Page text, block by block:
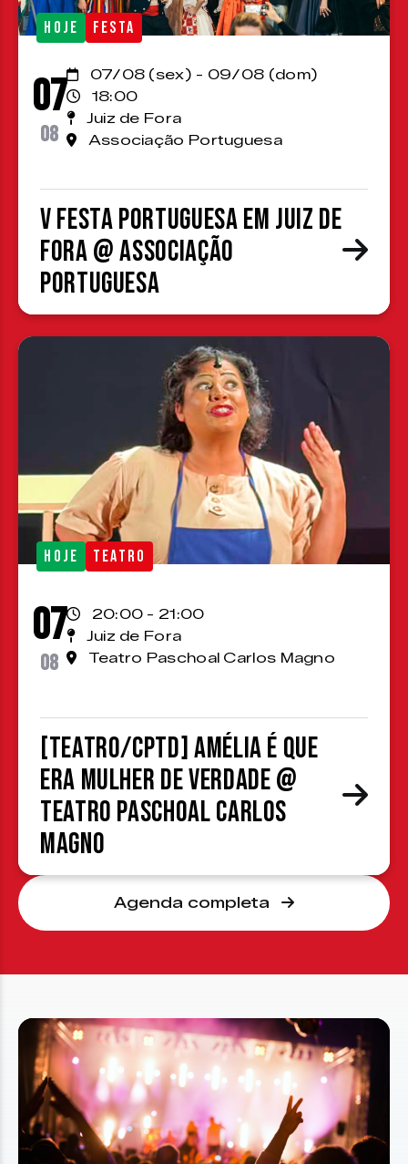
HOJE FESTA
07
08
07/08 (sex) - 09/08 (dom)
18:00
Juiz de Fora
Associação Portuguesa
V Festa Portuguesa em Juiz de
Fora @ Associação
Portuguesa
HOJE TEATRO
07
08
20:00 - 21:00
Juiz de Fora
Teatro Paschoal Carlos Magno
[TEATRO/CPTD] Amélia é que
era mulher de verdade @
Teatro Paschoal Carlos
Magno
Agenda completa